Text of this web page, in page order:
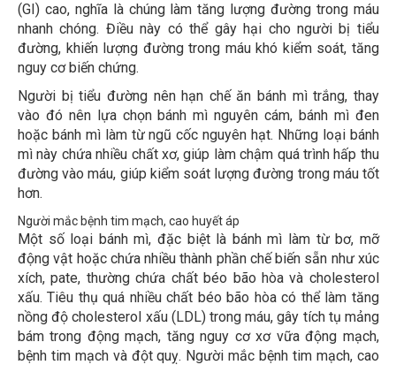
(GI) cao, nghĩa là chúng làm tăng lượng đường trong máu
nhanh chóng. Điều này có thể gây hại cho người bị tiểu
đường, khiến lượng đường trong máu khó kiểm soát, tăng
nguy cơ biến chứng.
Người bị tiểu đường nên hạn chế ăn bánh mì trắng, thay
vào đó nên lựa chọn bánh mì nguyên cám, bánh mì đen
hoặc bánh mì làm từ ngũ cốc nguyên hạt. Những loại bánh
mì này chứa nhiều chất xơ, giúp làm chậm quá trình hấp thu
đường vào máu, giúp kiểm soát lượng đường trong máu tốt
hơn.
Người mắc bệnh tim mạch, cao huyết áp
Một số loại bánh mì, đặc biệt là bánh mì làm từ bơ, mỡ
động vật hoặc chứa nhiều thành phần chế biến sẵn như xúc
xích, pate, thường chứa chất béo bão hòa và cholesterol
xấu. Tiêu thụ quá nhiều chất béo bão hòa có thể làm tăng
nồng độ cholesterol xấu (LDL) trong máu, gây tích tụ mảng
bám trong động mạch, tăng nguy cơ xơ vữa động mạch,
bệnh tim mạch và đột quỵ. Người mắc bệnh tim mạch, cao